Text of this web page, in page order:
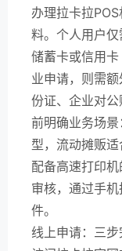
办理拉卡拉
料。个人用户
储蓄卡或信用
业申请，则需
份证、企业对
前明确业务场
型，流动摊贩
配备高速打印
审核，通过手
件。
线上申请：三